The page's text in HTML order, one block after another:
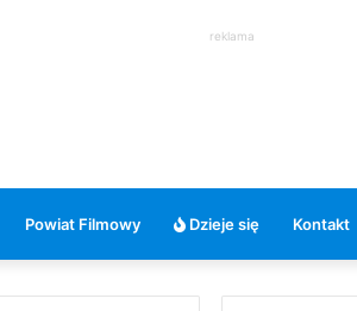
reklama
Powiat Filmowy Dzieje się Kontakt